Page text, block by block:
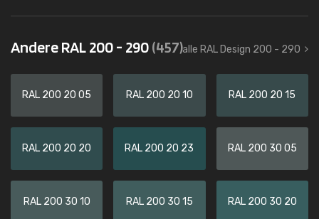
Andere RAL 200 - 290(457)alle RAL Design 200 - 290
RAL 200 20 05 RAL 200 20 10 RAL 200 20 15
RAL 200 20 20 RAL 200 20 23 RAL 200 30 05
RAL 200 30 10 RAL 200 30 15 RAL 200 30 20